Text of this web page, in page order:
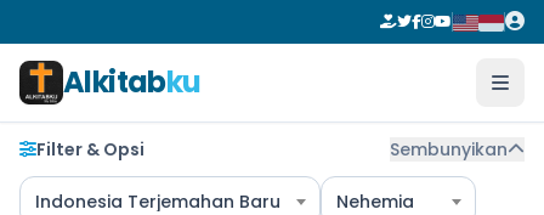
Alkitabku
Filter & Opsi Sembunyikan
Indonesia Terjemahan Baru Nehemia